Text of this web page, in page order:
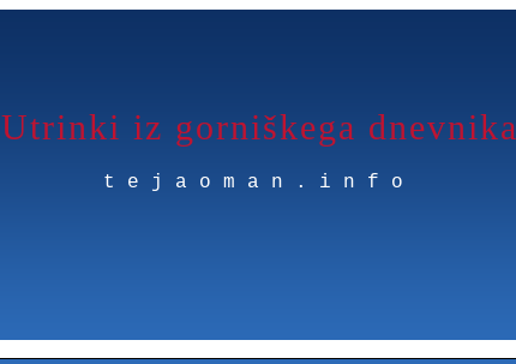
Utrinki iz gorniškega dnevnika
tejaoman.info